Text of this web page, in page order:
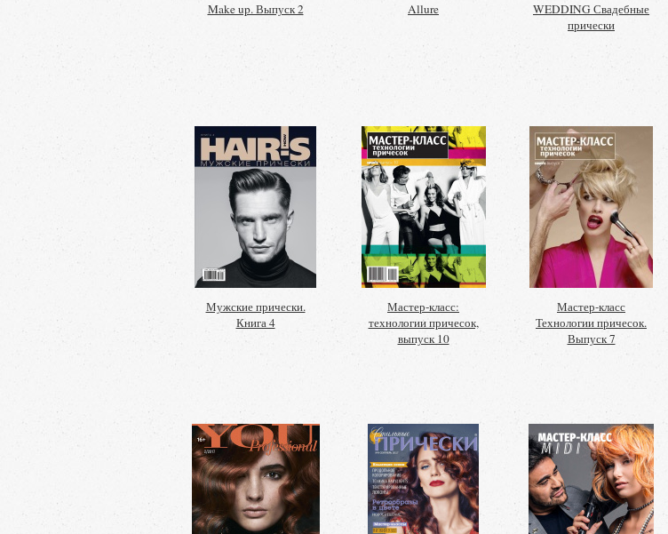
Make up. Выпуск 2 Allure
WEDDING Свадебные
прически
Мужские прически.
Книга 4
Мастер-класс:
технологии причесок,
выпуск 10
Мастер-класс
Технологии причесок.
Выпуск 7